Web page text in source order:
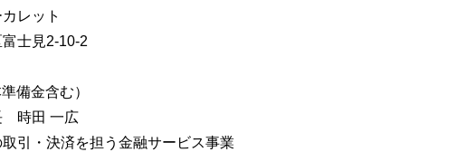
レット
士見2-10-2
備金含む）
時田 一広
引・決済を担う金融サービス事業